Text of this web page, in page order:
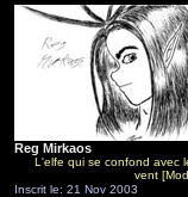
Reg Mirkaos
L'elfe qui se confond avec
vent
Inscrit le: 21 Nov 2003